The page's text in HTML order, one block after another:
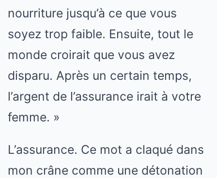
nourriture jusqu’à ce que vous
soyez trop faible. Ensuite, tout le
monde croirait que vous avez
disparu. Après un certain temps,
l’argent de l’assurance irait à votre
femme. »
L’assurance. Ce mot a claqué dans
mon crâne comme une détonation